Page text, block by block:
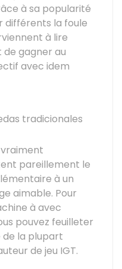
à sa popularité
différents la foule
à lire
de gagner au
avec idem
pareillement le
à un
aimable. Pour
à avec
pouvez feuilleter
de la plupart
de jeu IGT.